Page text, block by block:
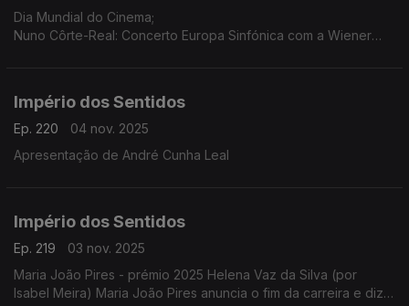
Dia Mundial do Cinema;
Nuno Côrte-Real: Concerto Europa Sinfónica com a Wiener
Império dos Sentidos
Ep. 220
04 nov. 2025
Apresentação de André Cunha Leal
Império dos Sentidos
Ep. 219
03 nov. 2025
Maria João Pires - prémio 2025 Helena Vaz da Silva (por
Isabel Meira) Maria João Pires anuncia o fim da carreira e diz